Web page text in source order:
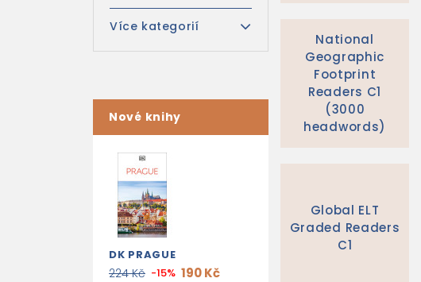
Více kategorií
Nové knihy
DK PRAGUE
224 Kč -15% 190 Kč
National
Geographic
Footprint
Readers C1
(3000
headwords)
Global ELT
Graded Readers
C1